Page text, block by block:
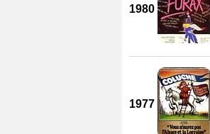
1980
1977